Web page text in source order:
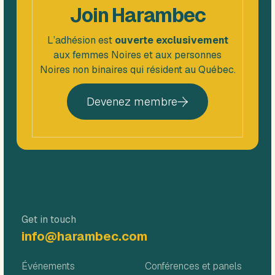
Join Harambec
L’adhésion est ouverte exclusivement
aux femmes Noires et aux personnes
Noires non binaires qui résident au Québec.
Devenez membre
Get in touch
info@harambec.com
Événements
Conférences et panels